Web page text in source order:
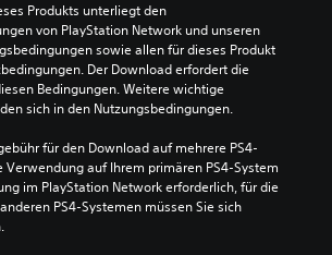
Produkts unterliegt den
von PlayStation Network und unseren
sowie allen für dieses Produkt
Der Download erfordert die
Bedingungen. Weitere wichtige
sich in den Nutzungsbedingungen.
für den Download auf mehrere PS4-
Verwendung auf Ihrem primären PS4-System
im PlayStation Network erforderlich, für die
PS4-Systemen müssen Sie sich